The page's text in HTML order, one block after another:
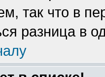
так что в
разница в